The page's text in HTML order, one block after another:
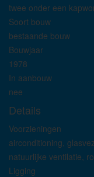
twee onder een
Soort bouw
bestaande bouw
Bouwjaar
1978
In aanbouw
nee
Details
Voorzieningen
airconditioning,
natuurlijke ventilatie,
Ligging